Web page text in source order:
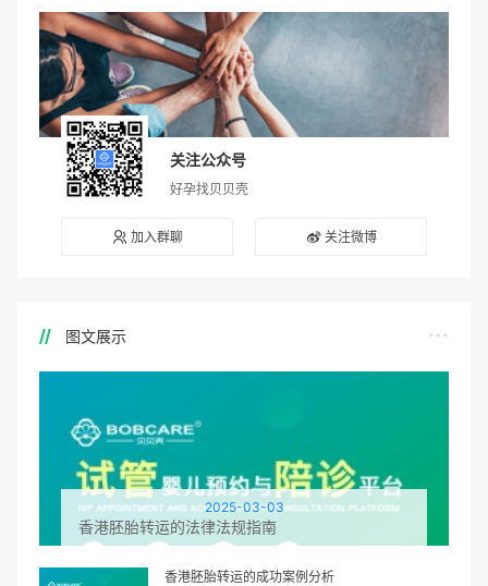
关注公众号
好孕找贝贝壳
加入群聊 关注微博
图文展示
2025-03-03
香港胚胎转运的法律法规指南
香港胚胎转运的成功案例分析